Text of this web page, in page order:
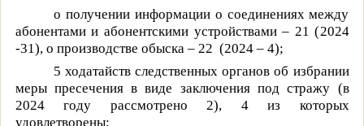
о получении информации о соединениях между
абонентами и абонентскими устройствами – 21 (2024
-31), о производстве обыска – 22 (2024 – 4);
5 ходатайств следственных органов об избрании
меры пресечения в виде заключения под стражу (в
2024 году рассмотрено 2), 4 из которых
удовлетворены;